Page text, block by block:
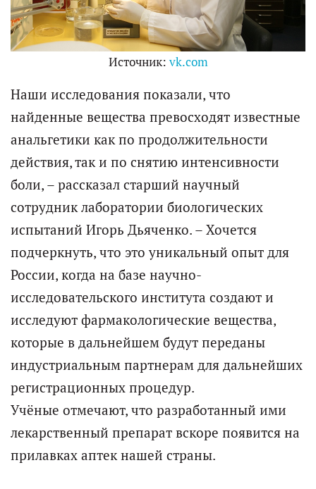
Источник: vk.com
Наши исследования показали, что
найденные вещества превосходят известные
анальгетики как по продолжительности
действия, так и по снятию интенсивности
боли, – рассказал старший научный
сотрудник лаборатории биологических
испытаний Игорь Дьяченко. – Хочется
подчеркнуть, что это уникальный опыт для
России, когда на базе научно-
исследовательского института создают и
исследуют фармакологические вещества,
которые в дальнейшем будут переданы
индустриальным партнерам для дальнейших
регистрационных процедур.
Учёные отмечают, что разработанный ими
лекарственный препарат вскоре появится на
прилавках аптек нашей страны.